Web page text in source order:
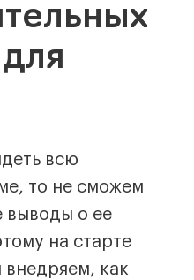
всю
то не сможем
выводы о ее
на старте
как